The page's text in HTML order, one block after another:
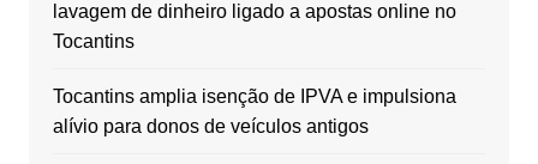
lavagem de dinheiro ligado a apostas online no
Tocantins
Tocantins amplia isenção de IPVA e impulsiona
alívio para donos de veículos antigos